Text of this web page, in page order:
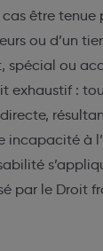
être tenue
ou d’un
spécial ou
exhaustif :
incapacité à
par le Droit